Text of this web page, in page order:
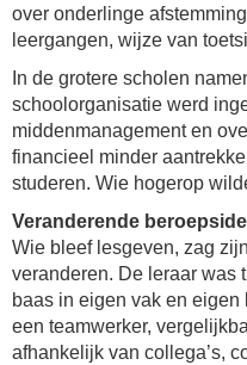
over onderlinge
leergangen, wijze van
In de grotere scholen
schoolorganisatie werd
middenmanagement en
financieel minder
studeren. Wie hogerop
Veranderende
Wie bleef lesgeven, zag
veranderen. De leraar was
baas in eigen vak en
een teamwerker,
afhankelijk van collega’s,